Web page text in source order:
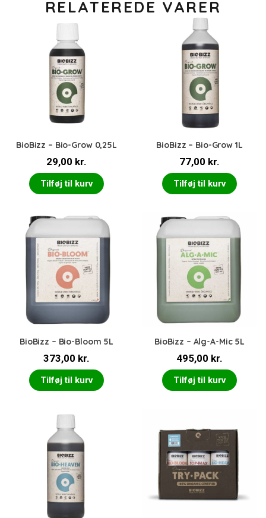
RELATEREDE VARER
BioBizz – Bio-Grow 0,25L
29,00 kr.
Tilføj til kurv
BioBizz – Bio-Grow 1L
77,00 kr.
Tilføj til kurv
BioBizz – Bio-Bloom 5L
373,00 kr.
Tilføj til kurv
BioBizz – Alg-A-Mic 5L
495,00 kr.
Tilføj til kurv